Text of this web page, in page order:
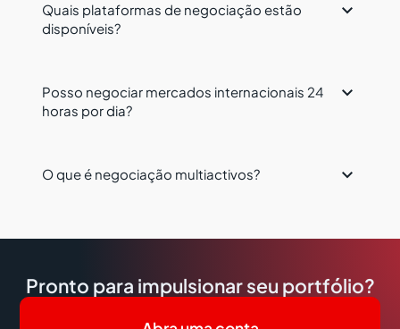
Quais plataformas de negociação estão
disponíveis?

Posso negociar mercados internacionais 24
horas por dia?

O que é negociação multiactivos? 
Pronto para impulsionar seu portfólio?